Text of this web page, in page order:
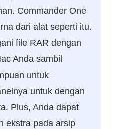
Commander One
dari alat seperti itu.
file RAR dengan
Anda sambil
untuk
untuk dengan
Plus, Anda dapat
ekstra pada arsip